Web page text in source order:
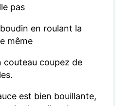
pas
en roulant la
même
couteau coupez de
est bien bouillante,